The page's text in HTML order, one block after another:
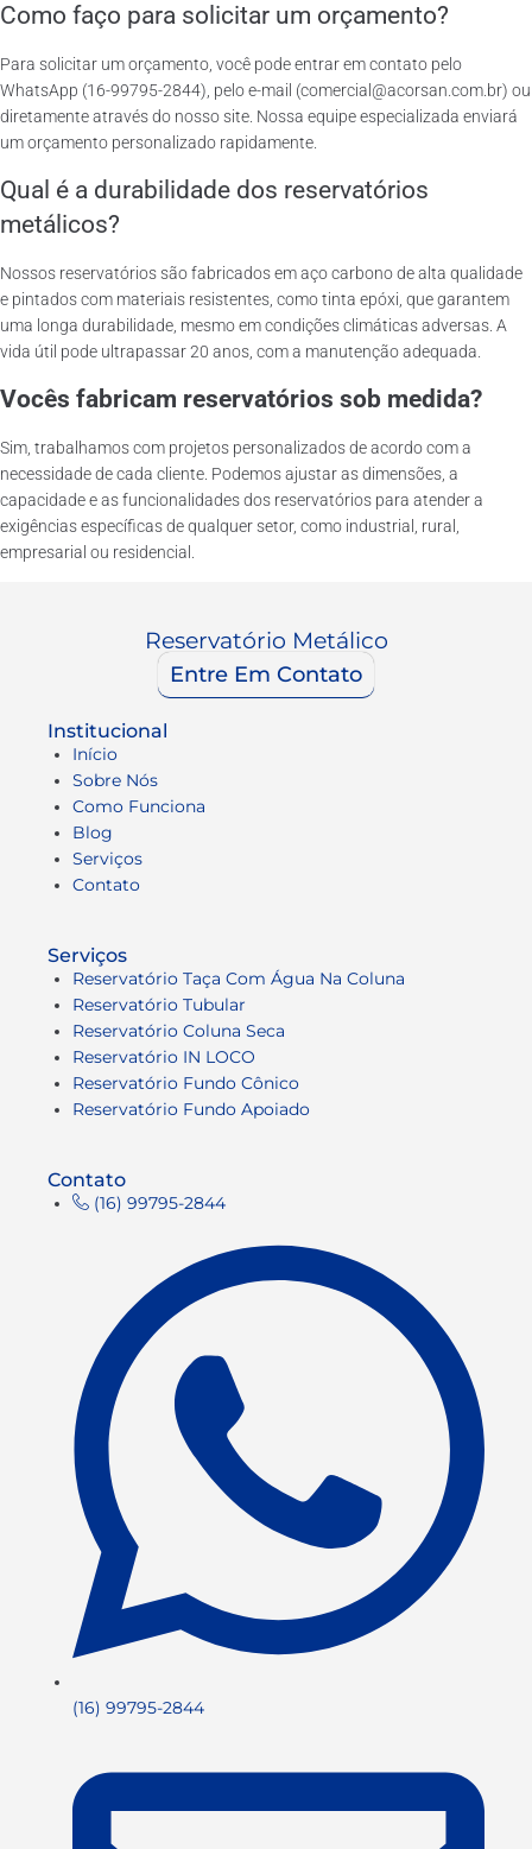
Como faço para solicitar um orçamento?
Para solicitar um orçamento, você pode entrar em contato pelo
WhatsApp (16-99795-2844), pelo e-mail (comercial@acorsan.com.br) ou
diretamente através do nosso site. Nossa equipe especializada enviará
um orçamento personalizado rapidamente.
Qual é a durabilidade dos reservatórios
metálicos?
Nossos reservatórios são fabricados em aço carbono de alta qualidade
e pintados com materiais resistentes, como tinta epóxi, que garantem
uma longa durabilidade, mesmo em condições climáticas adversas. A
vida útil pode ultrapassar 20 anos, com a manutenção adequada.
Vocês fabricam reservatórios sob medida?
Sim, trabalhamos com projetos personalizados de acordo com a
necessidade de cada cliente. Podemos ajustar as dimensões, a
capacidade e as funcionalidades dos reservatórios para atender a
exigências específicas de qualquer setor, como industrial, rural,
empresarial ou residencial.
Reservatório Metálico
Entre Em Contato
Institucional
Início
Sobre Nós
Como Funciona
Blog
Serviços
Contato
Serviços
Reservatório Taça Com Água Na Coluna
Reservatório Tubular
Reservatório Coluna Seca
Reservatório IN LOCO
Reservatório Fundo Cônico
Reservatório Fundo Apoiado
Contato
(16) 99795-2844
(16) 99795-2844